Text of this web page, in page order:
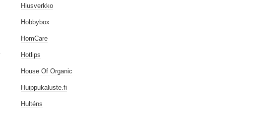
Hiusverkko
Hobbybox
HomCare
Hotlips
House Of Organic
Huippukaluste.fi
Hulténs